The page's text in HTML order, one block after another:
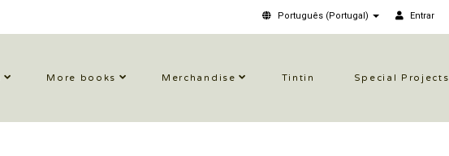
Português (Portugal) Entrar
More books Merchandise Tintin Special Projects